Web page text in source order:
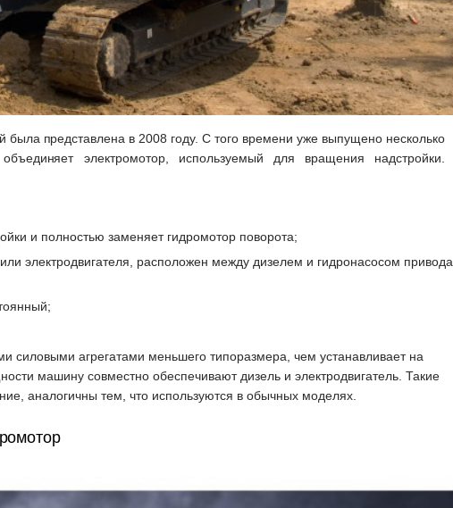
представлена в 2008 году. С того времени уже выпущено несколько
электромотор, используемый для вращения надстройки.
и полностью заменяет гидромотор поворота;
электродвигателя, расположен между дизелем и гидронасосом привода
силовыми агрегатами меньшего типоразмера, чем устанавливает на
машину совместно обеспечивают дизель и электродвигатель. Такие
аналогичны тем, что используются в обычных моделях.